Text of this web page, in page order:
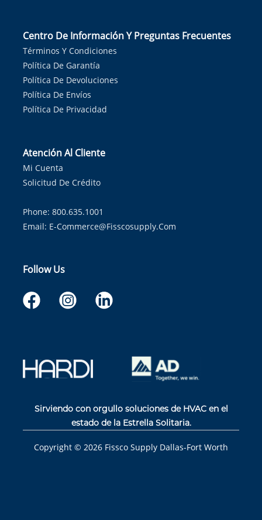
Centro De Información Y Preguntas Frecuentes
Términos Y Condiciones
Política De Garantía
Política De Devoluciones
Política De Envíos
Política De Privacidad
Atención Al Cliente
Mi Cuenta
Solicitud De Crédito
Phone: 800.635.1001
Email: E-Commerce@fisscosupply.com
Follow Us
Sirviendo con orgullo soluciones de HVAC en el
estado de la Estrella Solitaria.
Copyright © 2026 Fissco Supply Dallas-Fort Worth